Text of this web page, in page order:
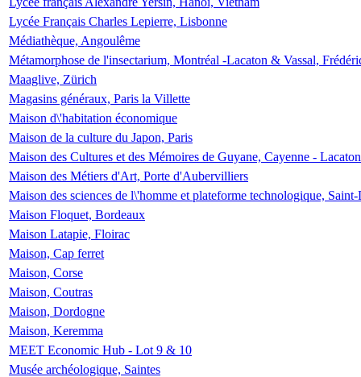
Lycée Français Charles Lepierre, Lisbonne
Médiathèque, Angoulême
Métamorphose de l'insectarium, Montréal -Lacaton & Vassal,
Maaglive, Zürich
Magasins généraux, Paris la Villette
Maison d\'habitation économique
Maison de la culture du Japon, Paris
Maison des Cultures et des Mémoires de Guyane, Cayenne -
Maison des Métiers d'Art, Porte d'Aubervilliers
Maison des sciences de l\'homme et plateforme technologique,
Maison Floquet, Bordeaux
Maison Latapie, Floirac
Maison, Cap ferret
Maison, Corse
Maison, Coutras
Maison, Dordogne
Maison, Keremma
MEET Economic Hub - Lot 9 & 10
Musée archéologique, Saintes